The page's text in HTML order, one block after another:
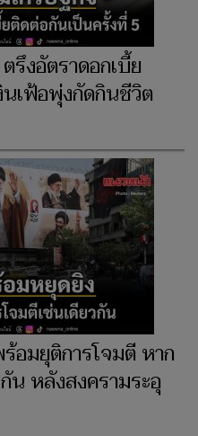
งอัตราดอกเบี้ย
เฟ้อพุ่งกัดกินชีวิต
อมยุติการโจมตี หาก
น หลังสงครามระอุ